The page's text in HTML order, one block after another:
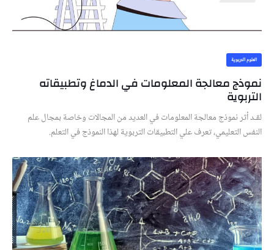
العلوم التربوية
نموذج معالجة المعلومات في الدماغ وتطبيقاته
التربوية
لقـد أثر نموذج معالجة المعلومات في العديد من المجالات وخاصة بمجال علم
النفس التعليمي، تعرف علي التطبيقات التربوية لهذا النموذج في التعلم.